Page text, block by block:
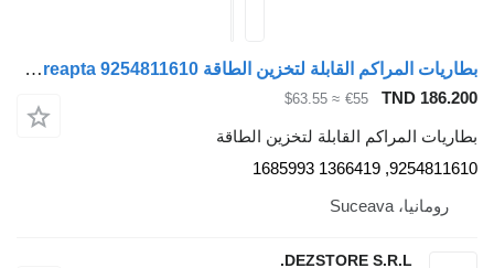
بطاريات المراكم القابلة لتخزين الطاقة Cilindru receptor axa spate dreapta 9254811610 لـ السيارات القاطرة DAF XF
TND 186.200
€55
≈ $63.55
بطاريات المراكم القابلة لتخزين الطاقة
9254811610, 1366419 1685993
رومانيا، Suceava
DEZSTORE S.R.L.